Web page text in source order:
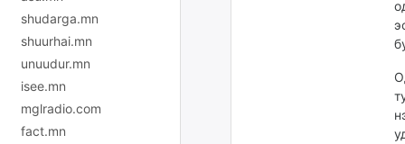
shudarga.mn
shuurhai.mn
unuudur.mn
isee.mn
mglradio.com
fact.mn